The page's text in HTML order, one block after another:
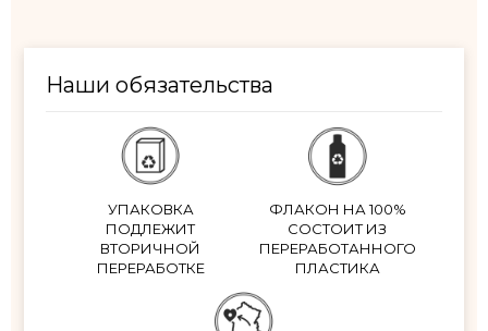
Наши обязательства
УПАКОВКА
ПОДЛЕЖИТ
ВТОРИЧНОЙ
ПЕРЕРАБОТКЕ
ФЛАКОН НА 100%
СОСТОИТ ИЗ
ПЕРЕРАБОТАННОГО
ПЛАСТИКА